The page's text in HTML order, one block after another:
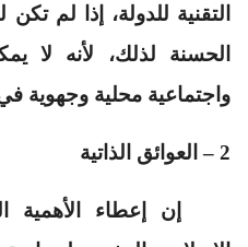
التقنية للدولة، إذا لم تكن
الحسنة لذلك، لأنه لا
واجتماعية محلية وجهوية
2 – العوائق الذاتية
إن إعطاء الأهمية